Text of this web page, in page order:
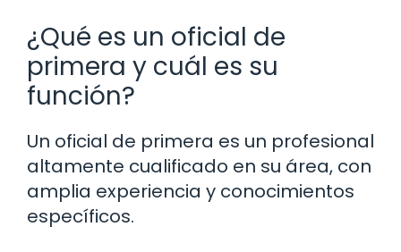
¿Qué es un oficial de
primera y cuál es su
función?
Un oficial de primera es un profesional
altamente cualificado en su área, con
amplia experiencia y conocimientos
específicos.